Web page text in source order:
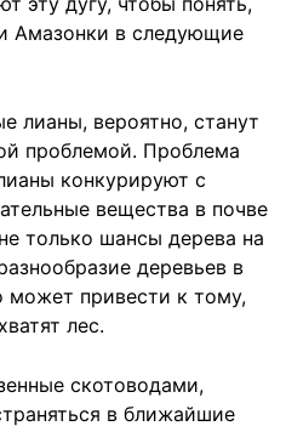
Амазонки в следующие
лианы, вероятно, станут
проблемой. Проблема
конкурируют с
вещества в почве
только шансы дерева на
деревьев в
может привести к тому,
лес.
скотоводами,
в ближайшие